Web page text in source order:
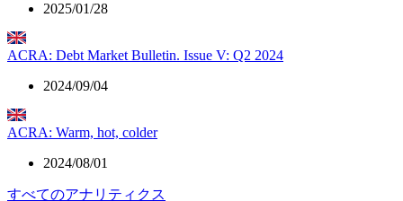
2025/01/28
ACRA: Debt Market Bulletin. Issue V: Q2 2024
2024/09/04
ACRA: Warm, hot, colder
2024/08/01
すべてのアナリティクス